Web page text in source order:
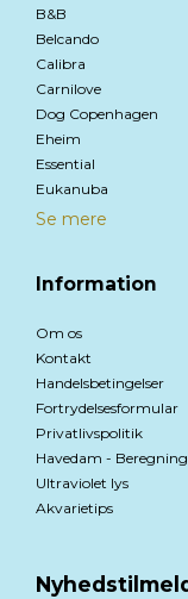
B&B
Belcando
Calibra
Carnilove
Dog Copenhagen
Eheim
Essential
Eukanuba
Se mere
Information
Om os
Kontakt
Handelsbetingelser
Fortrydelsesformular
Privatlivspolitik
Havedam -
Ultraviolet lys
Akvarietips